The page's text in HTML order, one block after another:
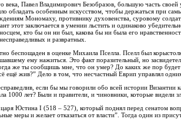
века, Павел Владимирович Безобразов, большую часть
обладать особенным искусством, чтобы держаться при
Мономаху, противнику духовенства, суровому
этот заключается в умении льстить и одинаково
кто бы он ни был, какова бы ни была его
и развратных.
беспощаден в оценке Михаила Пселла. Пселл был
ему нажиться. Это факт поразительный, но
же ты сообщишь мне, что он умер? До каких же пор будет
ещё жив?” Дело в том, что несчастный Еврип управлял
если бы мы говорили обо всей истории Византии
1000 лет? Были и правители, и чиновники, которые видели
Юстина I (518 – 527), который поднял перед сенатом
меры и желает отказаться от власти”. Тогда один из